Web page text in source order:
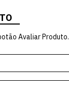
Avaliar Produto.